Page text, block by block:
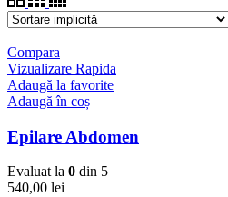
Compara
Vizualizare Rapida
Adaugă la favorite
Adaugă în coș
Epilare Abdomen
Evaluat la 0 din 5
540,00 lei